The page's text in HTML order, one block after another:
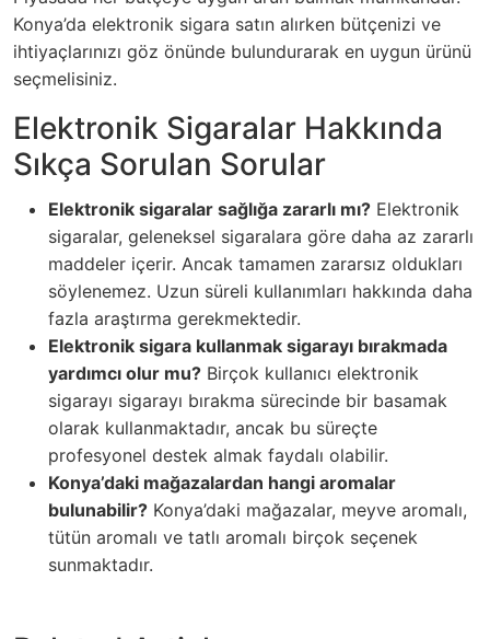
Konya’da elektronik sigara satın alırken bütçenizi ve
ihtiyaçlarınızı göz önünde bulundurarak en uygun ürünü
seçmelisiniz.
Elektronik Sigaralar Hakkında
Sıkça Sorulan Sorular
Elektronik sigaralar sağlığa zararlı mı? Elektronik
sigaralar, geleneksel sigaralara göre daha az zararlı
maddeler içerir. Ancak tamamen zararsız oldukları
söylenemez. Uzun süreli kullanımları hakkında daha
fazla araştırma gerekmektedir.
Elektronik sigara kullanmak sigarayı bırakmada
yardımcı olur mu? Birçok kullanıcı elektronik
sigarayı sigarayı bırakma sürecinde bir basamak
olarak kullanmaktadır, ancak bu süreçte
profesyonel destek almak faydalı olabilir.
Konya’daki mağazalardan hangi aromalar
bulunabilir? Konya’daki mağazalar, meyve aromalı,
tütün aromalı ve tatlı aromalı birçok seçenek
sunmaktadır.